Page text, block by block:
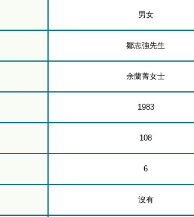
男女
鄒志強先生
余蘭菁女士
1983
108
6
沒有